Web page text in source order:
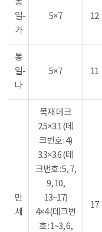
일-
가
5×7 12
통
일-
나
5×7 11
만
세
목재 데크
2.5×3.1 (데
크번호 : 4)
3.3×3.6 (데
크번호 : 5, 7,
9, 10,
13~17)
4×4 (데크번
호 : 1~3, 6,
17